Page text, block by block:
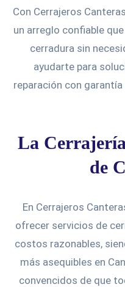
Con Cerrajeros
un arreglo confiable
cerradura sin
ayudarte para
reparación con
La
de
En Cerrajeros
ofrecer servicios de
costos razonables,
más asequibles en
convencidos de que